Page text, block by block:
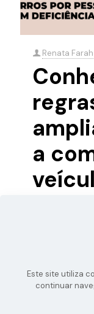
Renata Farah
a
Uma ótima
aumentou o
Este site utiliza
continuar